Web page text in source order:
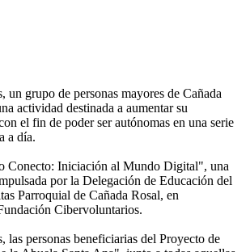
un grupo de personas mayores de Cañada
actividad destinada a aumentar su
el fin de poder ser autónomas en una serie
a día.
Conecto: Iniciación al Mundo Digital", una
por la Delegación de Educación del
Parroquial de Cañada Rosal, en
Cibervoluntarios.
las personas beneficiarias del Proyecto de